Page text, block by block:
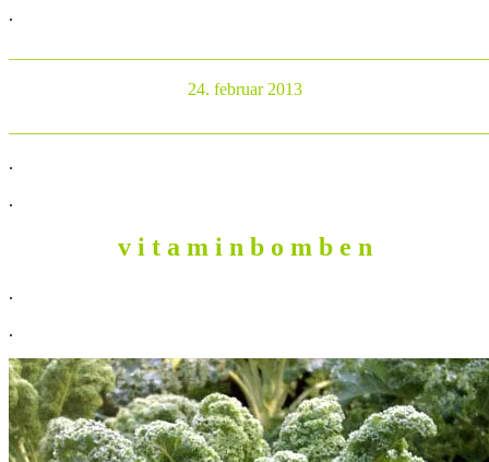
.
24. februar 2013
.
.
v i t a m i n b o m b e n
.
.